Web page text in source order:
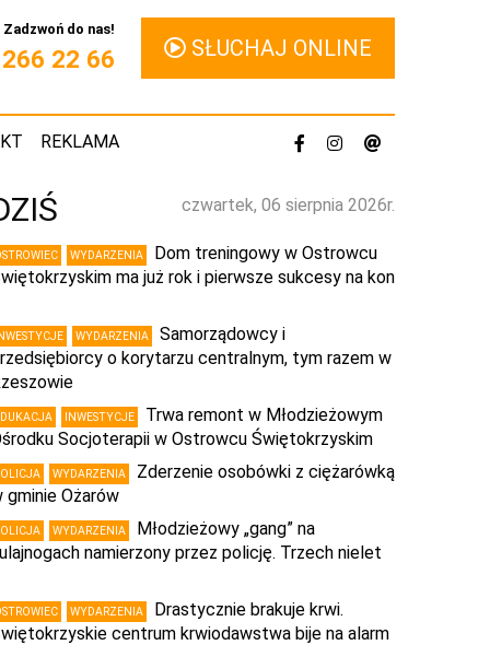
Zadzwoń do nas!
22 66 SŁUCHAJ ONLINE
REKLAMA
czwartek, 06 sierpnia 2026r.
WYDARZENIA
Dom treningowy w Ostrowcu
ma już rok i pierwsze sukcesy na kon
WYDARZENIA
Samorządowcy i
o korytarzu centralnym, tym razem w
INWESTYCJE
Trwa remont w Młodzieżowym
Socjoterapii w Ostrowcu Świętokrzyskim
WYDARZENIA
Zderzenie osobówki z ciężarówką
gminie Ożarów
WYDARZENIA
Młodzieżowy „gang” na
namierzony przez policję. Trzech nielet
WYDARZENIA
Drastycznie brakuje krwi.
centrum krwiodawstwa bije na alarm